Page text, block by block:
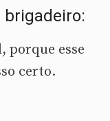
brigadeiro:
porque esse
certo.